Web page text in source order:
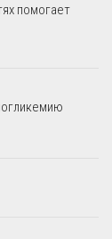
помогает